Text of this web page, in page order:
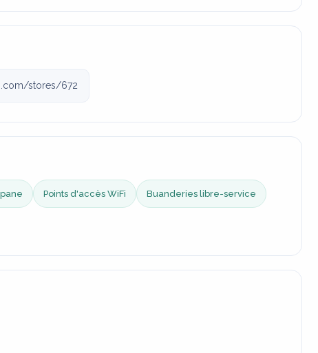
stores/672
Points d'accès WiFi Buanderies libre-service